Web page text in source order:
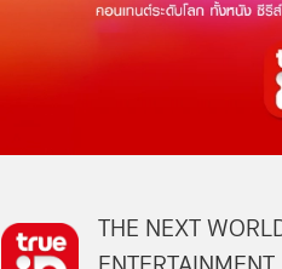
THE NEXT